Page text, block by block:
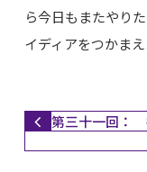
ら今日もまたやり
イディアをつかま
第三十一回：